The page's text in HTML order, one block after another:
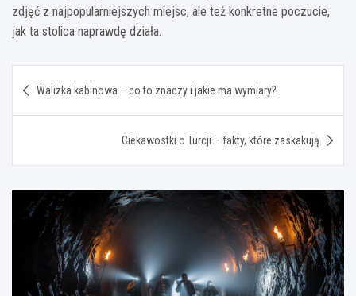
zdjęć z najpopularniejszych miejsc, ale też konkretne poczucie,
jak ta stolica naprawdę działa.
wpisu
Walizka kabinowa – co to znaczy i jakie ma wymiary?
Ciekawostki o Turcji – fakty, które zaskakują